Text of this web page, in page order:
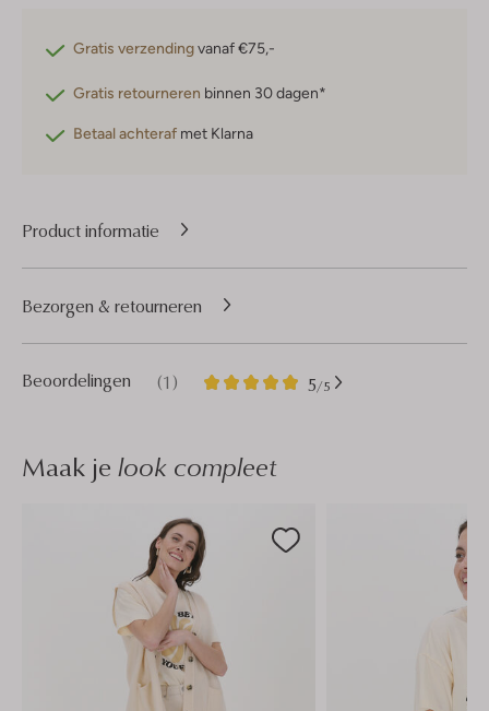
Gratis verzendingvanaf €75,-
Gratis retourneren binnen 30 dagen*
Betaal achteraf met Klarna
Product informatie
Beoordelingen (1) 5/5
1
5
Bezorgen & retourneren
Maak je look compleet